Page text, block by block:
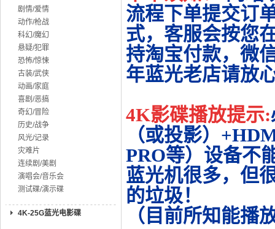
剧情/爱情
动作/枪战
科幻/魔幻
悬疑/犯罪
恐怖/惊悚
古装/武侠
动画/家庭
喜剧/恶搞
奇幻/冒险
历史/战争
风光/记录
灾难片
连续剧/美剧
演唱会/音乐会
测试碟/演示碟
4K-25G蓝光电影碟
流程下单提交订
式，客服会按您
持淘宝付款，微
年蓝光老店请放
4K影碟播放提示:
（或投影）
PRO等）设备不
蓝光机很多，但
的垃圾！
（目前所知能播